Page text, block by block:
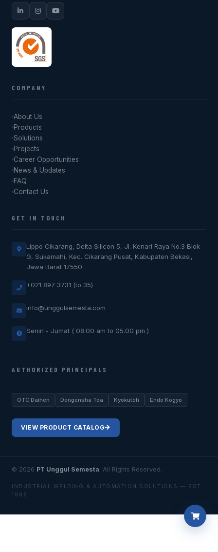
COMPANY
About Us
Products
Solutions
Projects
Career Opportunities
News & Updates
FAQ
Contact Us
GET IN TOUCH
Lippo Cikarang, Delta Silicon 5, Jl. Kenari Raya No.3 Blok
G, Sukamahi, Kec. Cikarang Pusat, Kabupaten Bekasi,
Jawa Barat 17550
+021 897 3731 (to 35)
info@unggulsemesta.com
Senin - Jumat ( 08.00 am to 05.00 pm )
AUTHORIZED PRINCIPALS
OTC Daihen Dengensha Toa Kyokutoh Endo Kogyo
VIEW PRODUCT CATALOG
© 2026 PT Unggul Semesta. All Rights Reserved.
INDUSTRIAL WELDING & AUTOMATION SOLUTIONS — EST.
1988